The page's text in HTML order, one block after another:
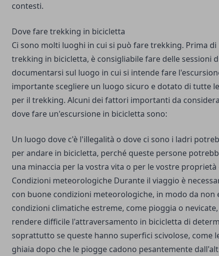
contesti.
Dove fare trekking in bicicletta
Ci sono molti luoghi in cui si può fare trekking. Prima
trekking in bicicletta, è consigliabile fare delle sessioni
documentarsi sul luogo in cui si intende fare
importante scegliere un luogo sicuro e dotato di tutte
per il trekking. Alcuni dei fattori importanti da
dove fare un'escursione in bicicletta sono:
Un luogo dove c'è l'illegalità o dove ci sono i ladri
per andare in bicicletta, perché queste persone
una minaccia per la vostra vita o per le vostre
Condizioni meteorologiche Durante il viaggio è
con buone condizioni meteorologiche, in modo da non
condizioni climatiche estreme, come pioggia o
rendere difficile l'attraversamento in bicicletta di
soprattutto se queste hanno superfici scivolose, come
ghiaia dopo che le piogge cadono pesantemente